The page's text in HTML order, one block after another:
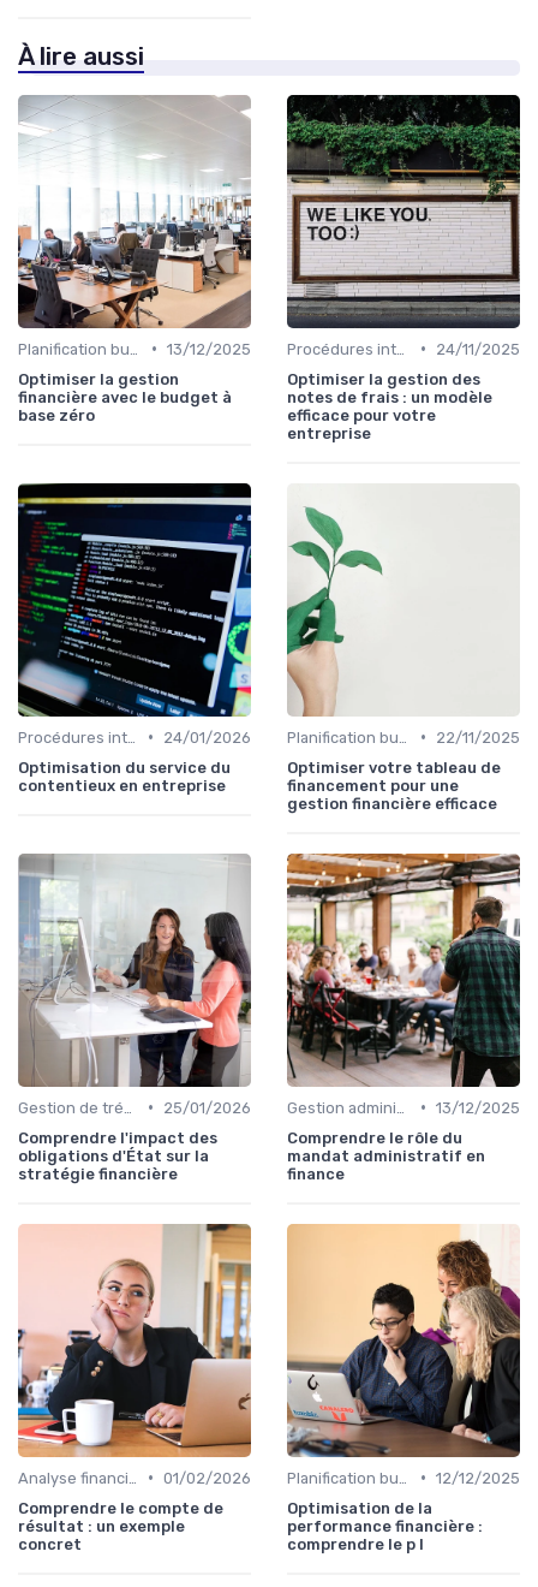
À lire aussi
• 13/12/2025
Optimiser la gestion
financière avec le budget à
base zéro
•
24/11/2025
Optimiser la gestion des
notes de frais : un modèle
efficace pour votre
entreprise
•
24/01/2026
Optimisation du service du
contentieux en entreprise
•
22/11/2025
Optimiser votre tableau de
financement pour une
gestion financière efficace
•
25/01/2026
Comprendre l'impact des
obligations d'État sur la
stratégie financière
• 13/12/2025
Comprendre le rôle du
mandat administratif en
finance
• 01/02/2026
Comprendre le compte de
résultat : un exemple
concret
• 12/12/2025
Optimisation de la
performance financière :
comprendre le p l